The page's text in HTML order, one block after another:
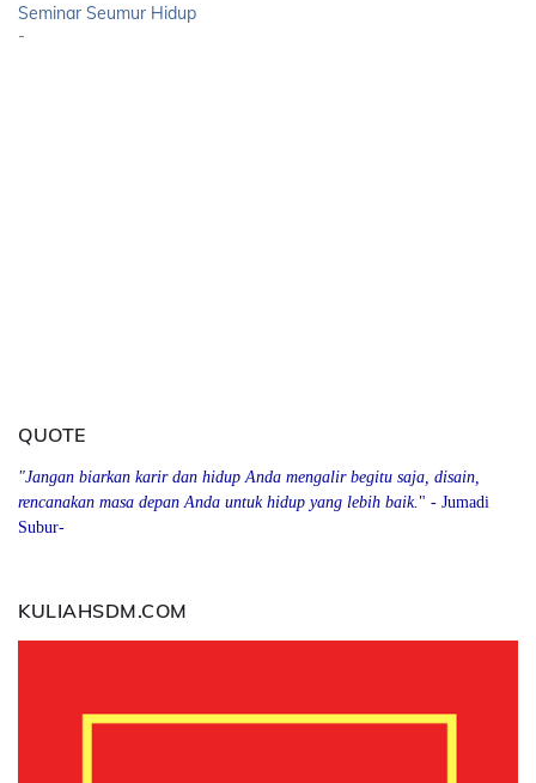
Seminar Seumur Hidup
-
QUOTE
"Jangan biarkan karir dan hidup Anda mengalir begitu saja, disain,
rencanakan masa depan Anda untuk hidup yang lebih baik. " - Jumadi
Subur-
KULIAHSDM.COM